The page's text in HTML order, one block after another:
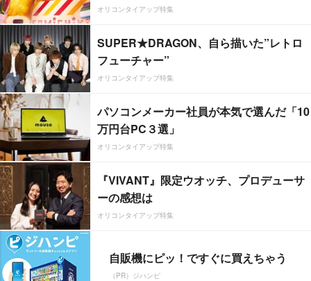
オリコンタイアップ特集
SUPER★DRAGON、自ら描いた”レトロ
フューチャー”
オリコンタイアップ特集
パソコンメーカー社員が本気で選んだ「10
万円台PC３選」
オリコンタイアップ特集
『VIVANT』限定ウオッチ、プロデューサ
ーの感想は
オリコンタイアップ特集
自販機にピッ！ですぐに買えちゃう
（PR）ジハンピ